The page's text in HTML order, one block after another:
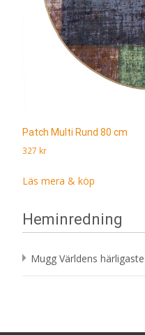
Patch Multi Rund 80 cm
327 kr
Läs mera & köp
Heminredning
Mugg Världens